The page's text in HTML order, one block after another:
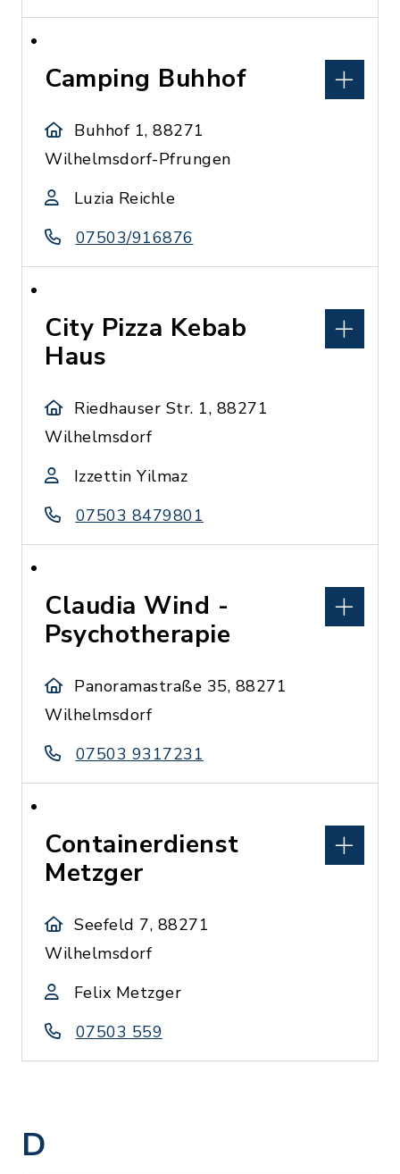
Camping Buhhof
Buhhof 1, 88271
Wilhelmsdorf-Pfrungen
Luzia Reichle
07503/916876
City Pizza Kebab
Haus
Riedhauser Str. 1, 88271
Wilhelmsdorf
Izzettin Yilmaz
07503 8479801
Claudia Wind -
Psychotherapie
Panoramastraße 35, 88271
Wilhelmsdorf
07503 9317231
Containerdienst
Metzger
Seefeld 7, 88271
Wilhelmsdorf
Felix Metzger
07503 559
D